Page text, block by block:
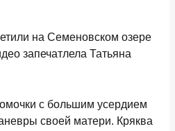
на Семеновском озере
запечатлела Татьяна
с большим усердием
своей матери. Кряква